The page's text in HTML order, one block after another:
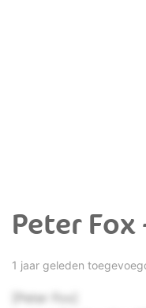
Peter
1 jaar geleden
[Peter Fox]